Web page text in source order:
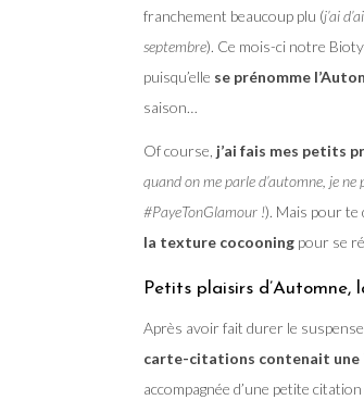
franchement beaucoup plu (j’ai
septembre). Ce mois-ci notre
puisqu’elle se prénomme
saison…
Of course, j’ai fais mes petits
quand on me parle d’automne, je
#PayeTonGlamour !). Mais pour te
la texture cocooning pour se
Petits plaisirs d’Automne,
Après avoir fait durer le
carte-citations contenait une
accompagnée d’une petite